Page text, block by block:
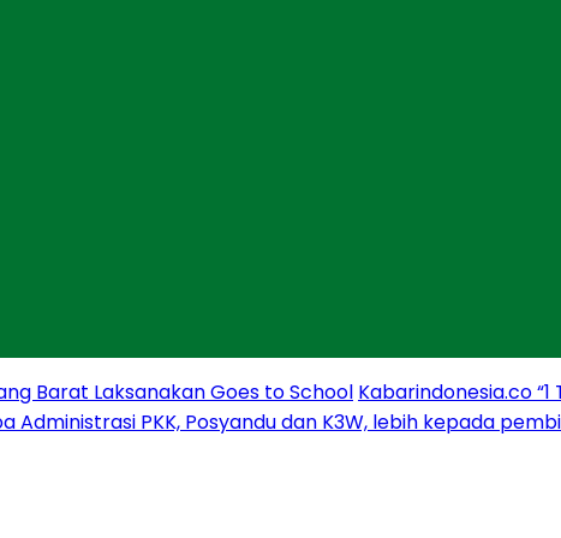
Barat Laksanakan Goes to School Kabarindonesia.co
Administrasi PKK, Posyandu dan K3W, lebih kepada